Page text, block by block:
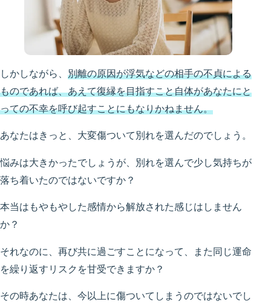
しかしながら、 別離の原因が浮気などの相手の不貞による
ものであれば、あえて復縁を目指すこと自体があなたにと
っての不幸を呼び起すことにもなりかねません。
あなたはきっと、大変傷ついて別れを選んだのでしょう。
悩みは大きかったでしょうが、別れを選んで少し気持ちが
落ち着いたのではないですか？
本当はもやもやした感情から解放された感じはしません
か？
それなのに、再び共に過ごすことになって、また同じ運命
を繰り返すリスクを甘受できますか？
その時あなたは、今以上に傷ついてしまうのではないでし